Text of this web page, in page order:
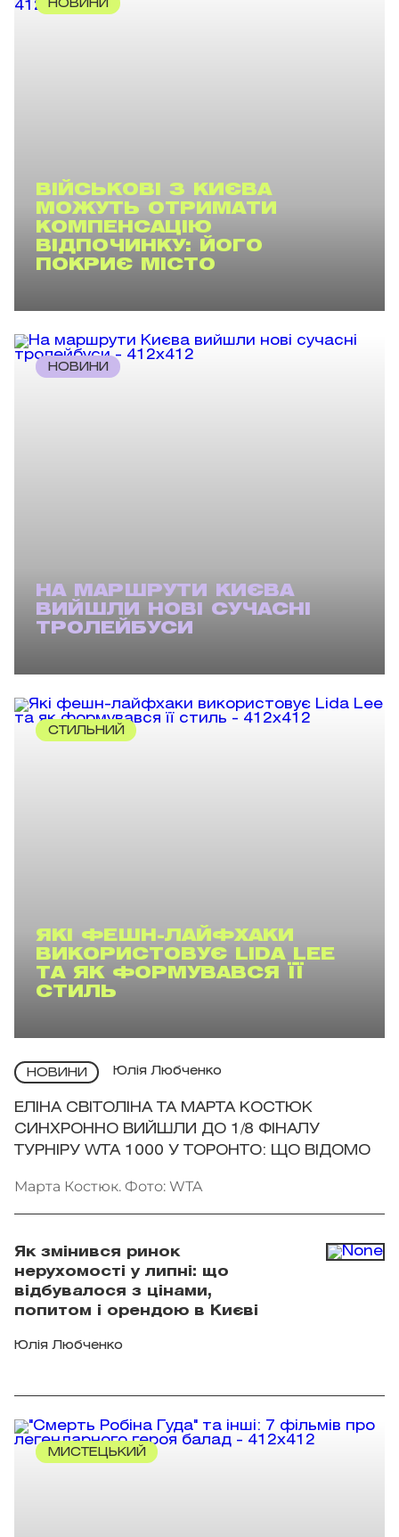
НОВИНИ
ВІЙСЬКОВІ З КИЄВА
МОЖУТЬ ОТРИМАТИ
КОМПЕНСАЦІЮ
ВІДПОЧИНКУ: ЙОГО
ПОКРИЄ МІСТО
НОВИНИ
НА МАРШРУТИ КИЄВА
ВИЙШЛИ НОВІ СУЧАСНІ
ТРОЛЕЙБУСИ
СТИЛЬНИЙ
ЯКІ ФЕШН-ЛАЙФХАКИ
ВИКОРИСТОВУЄ LIDA LEE
ТА ЯК ФОРМУВАВСЯ ЇЇ
СТИЛЬ
НОВИНИ Юлія Любченко
ЕЛІНА СВІТОЛІНА ТА МАРТА КОСТЮК
СИНХРОННО ВИЙШЛИ ДО 1/8 ФІНАЛУ
ТУРНІРУ WTA 1000 У ТОРОНТО: ЩО ВІДОМО
Марта Костюк. Фото: WTA
Як змінився ринок
нерухомості у липні: що
відбувалося з цінами,
попитом і орендою в Києві
Юлія Любченко
МИСТЕЦЬКИЙ